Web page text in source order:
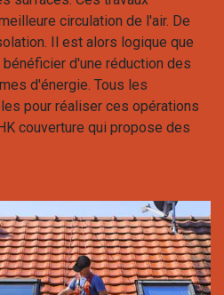
circulation de l'air. De
Il est alors logique que
d'une réduction des
d'énergie. Tous les
pour réaliser ces opérations
couverture qui propose des